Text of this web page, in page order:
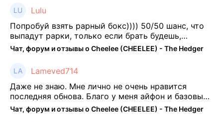
Lulu
Попробуй взять рарный бокс)))) 50/50 шанс, что
выпадут рарки, только если брать будешь,
отпиши потом что да как))
Чат, форум и отзывы о Cheelee (CHEELEE) - The Hedger
Lameved714
Даже не знаю. Мне лично не очень нравится
последняя обнова. Благо у меня айфон и базовые
механики платформы остались не тронуты. То
есть нет автоматической прокачки как у ...
Чат, форум и отзывы о Cheelee (CHEELEE) - The Hedger